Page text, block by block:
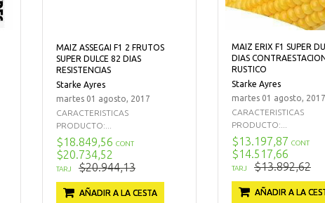
MAIZ ASSEGAI F1 2 FRUTOS
SUPER DULCE 82 DIAS
RESISTENCIAS
Starke Ayres
martes 01 agosto, 2017
CARACTERISTICAS
PRODUCTO:...
$18.849,56 CONT
$20.734,52
TARJ $20.944,13
AÑADIR A LA CESTA
MAIZ ERIX F1 SUPER
DIAS
RUSTICO
Starke Ayres
martes 01 agosto, 2017
CARACTERISTICAS
PRODUCTO:...
$13.197,87 CONT
$14.517,66
TARJ $13.892,62
AÑADIR A LA